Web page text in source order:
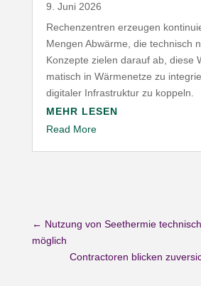
9. Juni 2026
Rechen­zentren erzeugen
Mengen Abwärme, die technisch
Konzepte zielen darauf ab, diese
ma­tisch in Wärme­netze zu
digitaler Infra­struktur zu koppeln.
MEHR LESEN
Read More
← Nutzung von Seethermie
möglich
Contractoren blicken